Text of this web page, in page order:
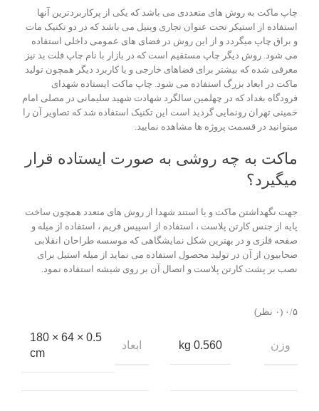
چاپ ماکت به روش های متعددی می باشد که یکی از پرکاربردترین آنها
استفاده از استیکر تحت عنوان تجاری وینیل می باشد که در دو تکنیک مات
و براق چاپ میگردد و از این روش در فضای های عمومی داخلی استفاده
می شود. روش دیگر چاپ مستقیم است که در بازار با نام چاپ فلت بد نیز
معرفی شده که بیشتر برای فضاهای خارجی و یا کاربرد دیگر همچون تولید
ماکت در ابعاد بزرگ استفاده می شود. چاپ ماکت ایستاده شهدای
فرودگاه بغداد که در چهلمین سالگرد شهادت شهید سلیمانی در مصلی امام
خمینی تهران رونمایی گردید است این تکنیک استفاده شد که تصاویر آن را
میتوانید در قسمت پروژه ها مشاهده نمایید.
ماکت به چه روشی به صورت ایستاده قرار
میگیرد؟
جهت نگهداشتن ماکت و یا استند شهدا از روش های متعدد همچون ساخت
پایه از جنس کارتن پلاست ، استفاده از اسپیس فریم ، استفاده از میله و
صفحه فلزی و در بهترین شکل نمایشگاهی که موسسه طراحان انقلابی
صحابیون از آن در تولید محصول استفاده می نماید از میله استیل برای
نصب بر پشت کارتن پلاست و اتصال آن بر روی شیشه استفاده نمود.
‫۰/۵ ‫(۰ نظر)
وزن 0.560 kg ابعاد
0.5 × 64 × 180
cm